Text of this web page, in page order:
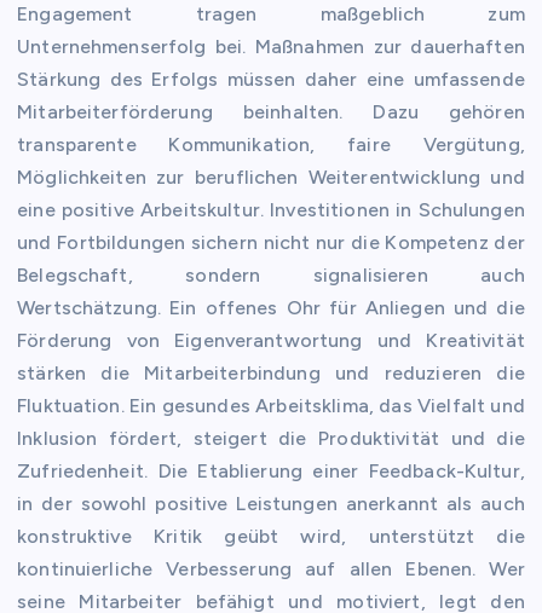
Engagement tragen maßgeblich zum
Unternehmenserfolg bei. Maßnahmen zur dauerhaften
Stärkung des Erfolgs müssen daher eine umfassende
Mitarbeiterförderung beinhalten. Dazu gehören
transparente Kommunikation, faire Vergütung,
Möglichkeiten zur beruflichen Weiterentwicklung und
eine positive Arbeitskultur. Investitionen in Schulungen
und Fortbildungen sichern nicht nur die Kompetenz der
Belegschaft, sondern signalisieren auch
Wertschätzung. Ein offenes Ohr für Anliegen und die
Förderung von Eigenverantwortung und Kreativität
stärken die Mitarbeiterbindung und reduzieren die
Fluktuation. Ein gesundes Arbeitsklima, das Vielfalt und
Inklusion fördert, steigert die Produktivität und die
Zufriedenheit. Die Etablierung einer Feedback-Kultur,
in der sowohl positive Leistungen anerkannt als auch
konstruktive Kritik geübt wird, unterstützt die
kontinuierliche Verbesserung auf allen Ebenen. Wer
seine Mitarbeiter befähigt und motiviert, legt den